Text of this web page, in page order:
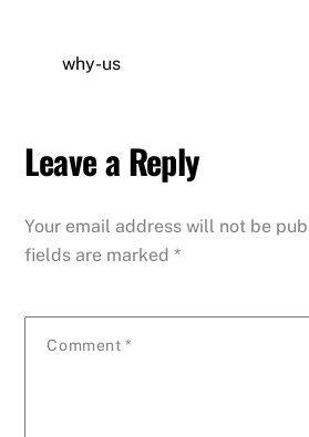
why-us
Leave a Reply
Your email address will not be
fields are marked*
Comment *